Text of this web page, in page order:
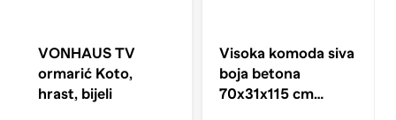
VONHAUS TV
ormarić Koto,
hrast, bijeli
Visoka komoda siva
boja betona
70x31x115 cm